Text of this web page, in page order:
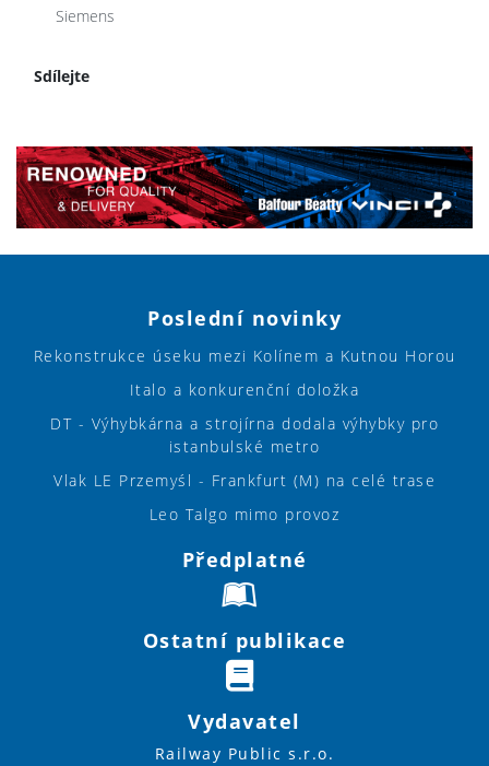
Siemens
Sdílejte
Poslední novinky
Rekonstrukce úseku mezi Kolínem a Kutnou Horou
Italo a konkurenční doložka
DT - Výhybkárna a strojírna dodala výhybky pro
istanbulské metro
Vlak LE Przemyśl - Frankfurt (M) na celé trase
Leo Talgo mimo provoz
Předplatné
Ostatní publikace
Vydavatel
Railway Public s.r.o.